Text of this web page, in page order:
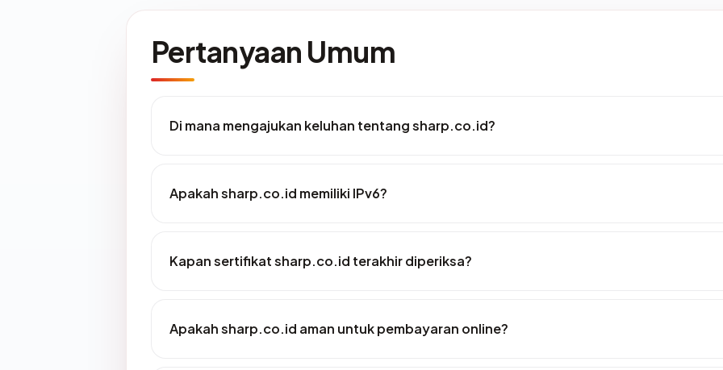
Pertanyaan Umum
Di mana mengajukan keluhan tentang sharp.co.id?
Apakah sharp.co.id memiliki IPv6?
Kapan sertifikat sharp.co.id terakhir diperiksa?
Apakah sharp.co.id aman untuk pembayaran online?